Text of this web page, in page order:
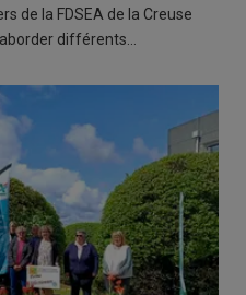
de la FDSEA de la Creuse
différents…